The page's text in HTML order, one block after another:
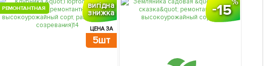
вигідна
знижка
ЦЕНА ЗА
5шт
РЕМОНТАНТНАЯ 15